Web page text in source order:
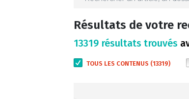
Résultats de votre
13319 résultats trouvés
TOUS LES CONTENUS (13319)